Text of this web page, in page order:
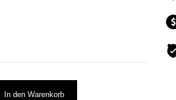
In den Warenkorb